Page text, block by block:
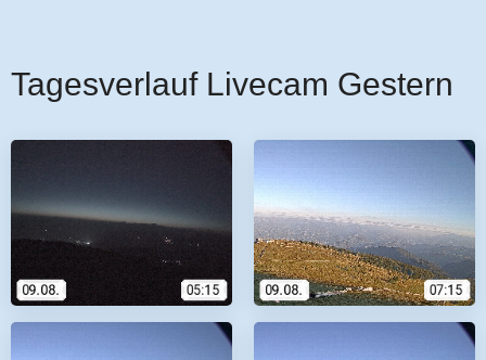
Tagesverlauf Livecam Gestern